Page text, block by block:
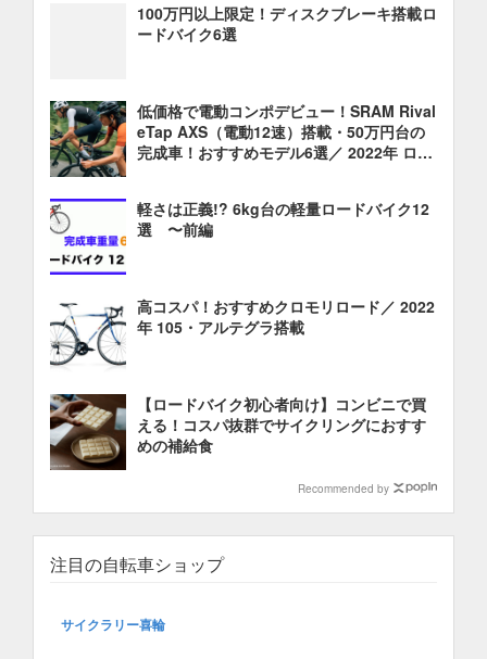
100万円以上限定！ディスクブレーキ搭載ロ
ードバイク6選
低価格で電動コンポデビュー！SRAM Rival
eTap AXS（電動12速）搭載・50万円台の
完成車！おすすめモデル6選／ 2022年 ロー
軽さは正義!? 6kg台の軽量ロードバイク12
選 〜前編
高コスパ！おすすめクロモリロード／ 2022
年 105・アルテグラ搭載
【ロードバイク初心者向け】コンビニで買
える！コスパ抜群でサイクリングにおすす
めの補給食
Recommended by
注目の自転車ショップ
サイクラリー喜輪